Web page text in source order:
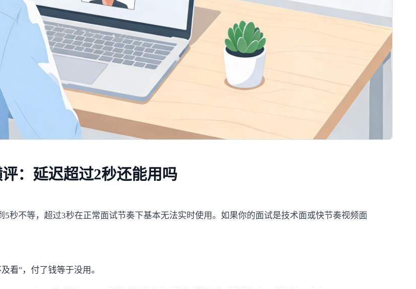
：延迟超过2秒还能用吗
秒不等，超过3秒在正常面试节奏下基本无法实时使用。如果你的面试是技术面或快节奏视频面
看"，付了钱等于没用。